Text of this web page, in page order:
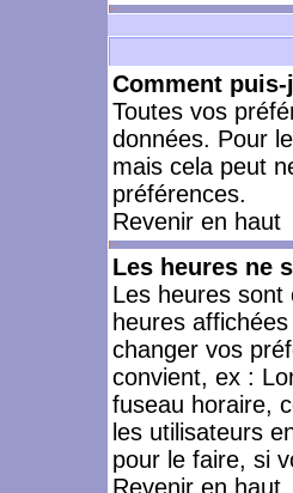
Comment
Toutes vos
données. Pour
mais cela peut
préférences.
Revenir en haut
Les heures ne
Les heures
heures
changer vos
convient, ex :
fuseau horaire,
les utilisateurs
pour le faire, si
Revenir en haut